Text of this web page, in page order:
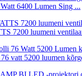
6400 Lumen Sing ...
7200 luumeni
vatt 5200 luumen